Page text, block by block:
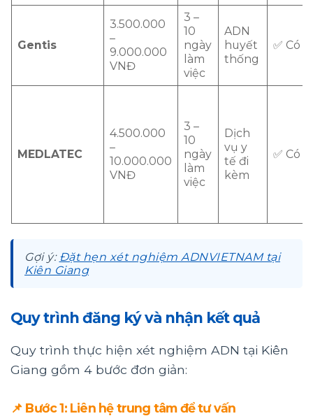
Gentis
3.500.000
–
9.000.000
VNĐ
3 –
10
ngày
làm
việc
ADN
huyết
thống
✅ Có
MEDLATEC
4.500.000
–
10.000.000
VNĐ
3 –
10
ngày
làm
việc
Dịch
vụ y
tế đi
kèm
✅ Có
Gợi ý: Đặt hẹn xét nghiệm ADNVIETNAM tại
Kiên Giang
Quy trình đăng ký và nhận kết quả
Quy trình thực hiện xét nghiệm ADN tại Kiên
Giang gồm 4 bước đơn giản:
📌 Bước 1: Liên hệ trung tâm để tư vấn